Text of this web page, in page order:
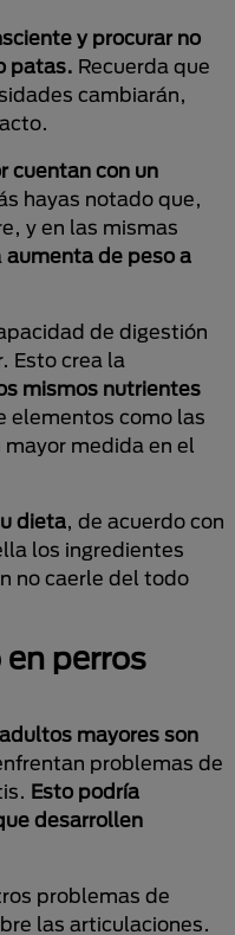
y procurar no
patas. Recuerda que
cambiarán,
cuentan con un
hayas notado que,
y en las mismas
aumenta de peso a
de digestión
Esto crea la
mismos nutrientes
elementos como las
mayor medida en el
dieta, de acuerdo con
los ingredientes
no caerle del todo
perros
mayores son
problemas de
Esto podría
desarrollen
problemas de
las articulaciones.